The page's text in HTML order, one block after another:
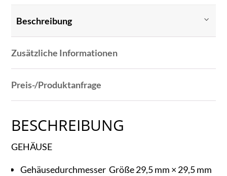
Beschreibung
Zusätzliche Informationen
Preis-/Produktanfrage
BESCHREIBUNG
GEHÄUSE
GehäusedurchmesserGröße 29,5 mm × 29,5 mm